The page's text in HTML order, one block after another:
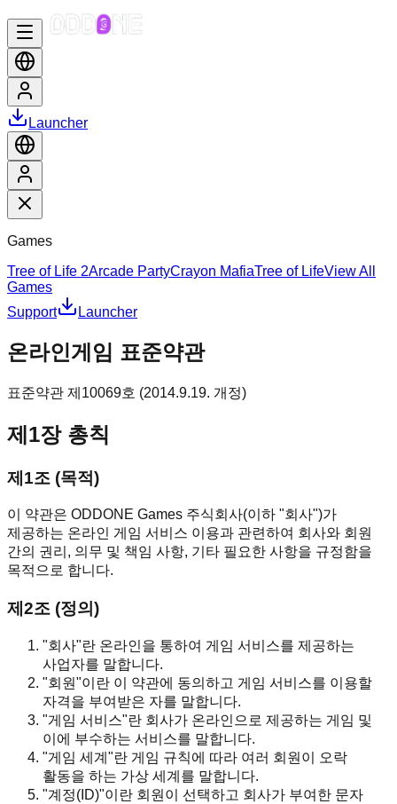
Launcher
Games
Tree of Life 2Arcade PartyCrayon MafiaTree of LifeView All
Games
Support
Launcher
온라인게임 표준약관
표준약관 제10069호 (2014.9.19. 개정)
제1장 총칙
제1조 (목적)
이 약관은 ODDONE Games 주식회사(이하 "회사")가
제공하는 온라인 게임 서비스 이용과 관련하여 회사와 회원
간의 권리, 의무 및 책임 사항, 기타 필요한 사항을 규정함을
목적으로 합니다.
제2조 (정의)
"회사"란 온라인을 통하여 게임 서비스를 제공하는
사업자를 말합니다.
"회원"이란 이 약관에 동의하고 게임 서비스를 이용할
자격을 부여받은 자를 말합니다.
"게임 서비스"란 회사가 온라인으로 제공하는 게임 및
이에 부수하는 서비스를 말합니다.
"게임 세계"란 게임 규칙에 따라 여러 회원이 오락
활동을 하는 가상 세계를 말합니다.
"계정(ID)"이란 회원이 선택하고 회사가 부여한 문자